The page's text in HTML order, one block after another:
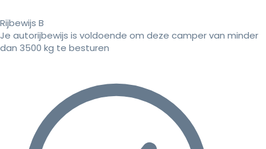
Rijbewijs B
Je autorijbewijs is voldoende om deze camper van minder
dan 3500 kg te besturen